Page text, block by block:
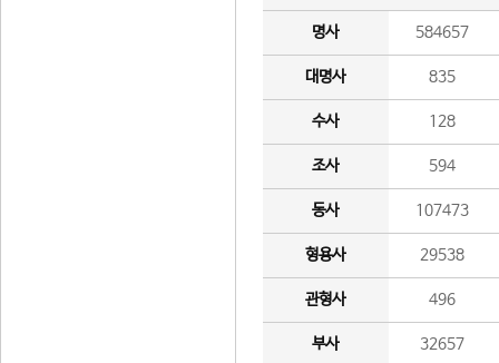
명사 584657
대명사 835
수사 128
조사 594
동사 107473
형용사 29538
관형사 496
부사 32657